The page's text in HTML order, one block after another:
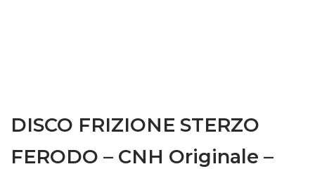
DISCO FRIZIONE STERZO
FERODO – CNH Originale –